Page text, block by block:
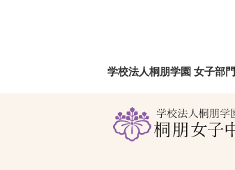
学校法人桐朋学園 女子部門